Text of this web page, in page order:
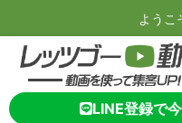
ようこ
LINE登録で